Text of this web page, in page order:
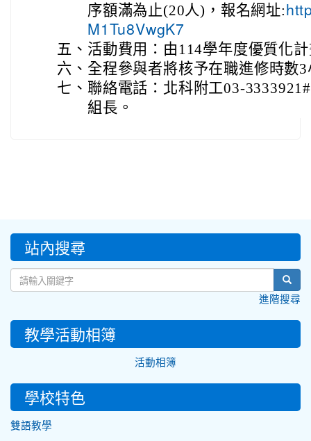
序額滿為止(20人)，報名網址:
M1Tu8VwgK7
五、 活動費用：由114學年度優質化
六、 全程參與者將核予在職進修時數
七、 聯絡電話：北科附工03-
組長。
::: 站內搜尋
進階搜尋
教學活動相簿
活動相簿
學校特色
雙語教學